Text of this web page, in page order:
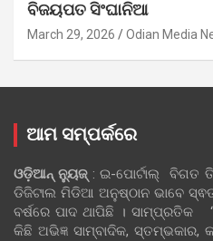
ବିଜୟପତ ସିଂଘାନିଆ
March 29, 2026 Odian Media
ଆମ ସମ୍ପର୍କରେ
ଓଡ଼ିଆନ୍‍ ନ୍ୟୁଜ୍‍: ଇ-ପୋର୍ଟାଲ୍ ବିଗତ
ଡିଜିଟାଲ ମିଡିଆ ଅନୁଷ୍ଠାନ ଭାବେ
ବର୍ଷରେ ପାଦ ଥାପିଛି । ସାମ୍ପ୍ରତିକ
କିଛି ଅଭିଜ୍ଞ ସାମ୍ବାଦିକ, ସ୍ତମ୍ଭକାର,